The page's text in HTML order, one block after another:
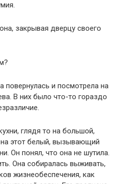
закрывая дверцу своего
и посмотрела на
В них было что-то гораздо
глядя то на большой,
на этот белый, вызывающий
Он понял, что она не шутила.
Она собиралась выживать,
жизнеобеспечения, как